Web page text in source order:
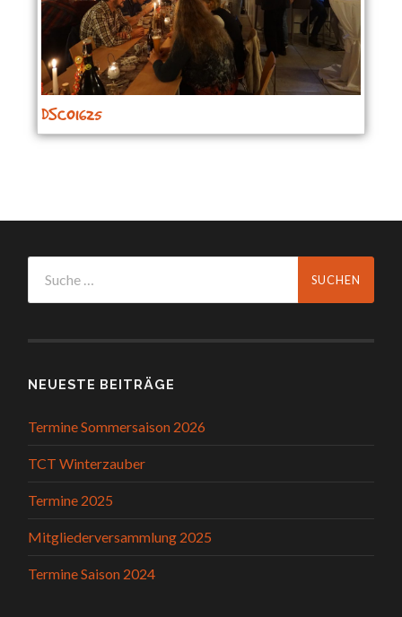
DSC01625
NEUESTE BEITRÄGE
Termine Sommersaison 2026
TCT Winterzauber
Termine 2025
Mitgliederversammlung 2025
Termine Saison 2024